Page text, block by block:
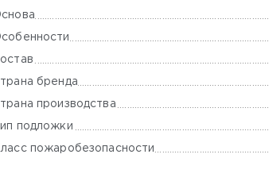
бренда
производства
подложки
пожаробезопасности